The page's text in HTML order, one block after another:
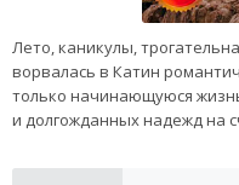
Лето, каникулы,
ворвалась в Катин
только начинающуюся
и долгожданных надежд на